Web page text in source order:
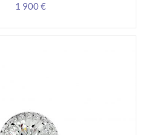
1 900 €